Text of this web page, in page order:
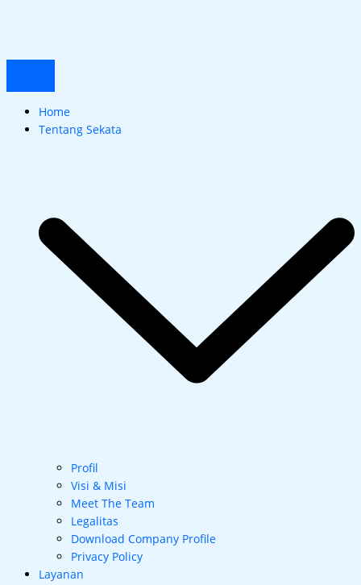
Home
Tentang Sekata
Profil
Visi & Misi
Meet The Team
Legalitas
Download Company Profile
Privacy Policy
Layanan